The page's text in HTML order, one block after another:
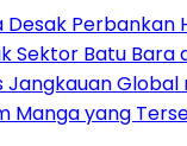
Desak Perbankan
Sektor Batu Bara
Jangkauan Global
Manga yang